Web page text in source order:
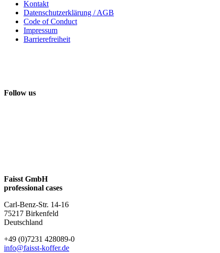
Kontakt
Datenschutzerklärung / AGB
Code of Conduct
Impressum
Barrierefreiheit
Follow us
Faisst GmbH
professional cases
Carl-Benz-Str. 14-16
75217 Birkenfeld
Deutschland
+49 (0)7231 428089-0
info@faisst-koffer.de